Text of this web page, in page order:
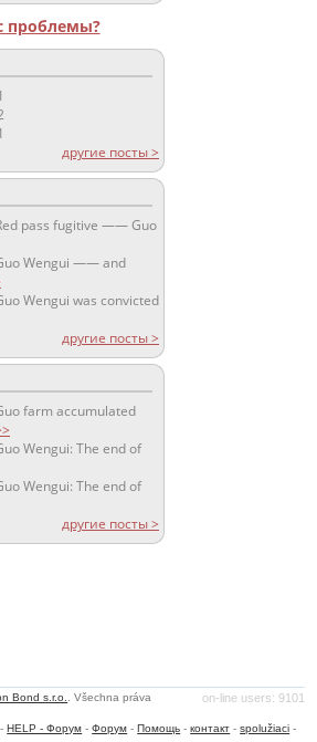
проблемы?
другие посты >
pass fugitive —— Guo
Wengui —— and
Wengui was convicted
другие посты >
farm accumulated
Wengui: The end of
Wengui: The end of
другие посты >
on-line users: 9101
Bond s.r.o.
. Všechna práva
-HELP - Форум -Форум -Помощь -контакт -spolužiaci -